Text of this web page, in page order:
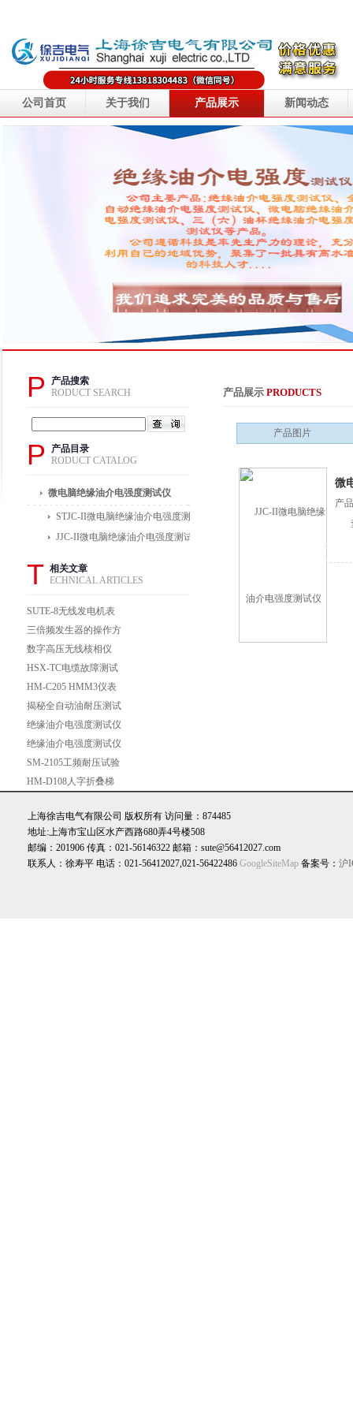
公司首页 关于我们 产品展示 新闻动态
P
产品搜索
RODUCT SEARCH
P
产品目录
RODUCT CATALOG
微电脑绝缘油介电强度测试仪
STJC-II微电脑绝缘油介电强度测试仪
JJC-II微电脑绝缘油介电强度测试仪
T 相关文章
ECHNICAL ARTICLES
SUTE-8无线发电机表
面电位测试仪
三倍频发生器的操作方
法及注意事项讲解
数字高压无线核相仪
BCWH1
HSX-TC电缆故障测试
仪
HM-C205 HMM3仪表
车带电源0~50米（双
层
揭秘全自动油耐压测试
仪：常见问题一网打
尽！
绝缘油介电强度测试仪
试验步骤讲解
绝缘油介电强度测试仪
的关键指标是击穿电压
SM-2105工频耐压试验
仪
HM-D108人字折叠梯
产品展示 PRODUCTS
产品图片
微
产
上海徐吉电气有限公司 版权所有 访问量：874485
地址:上海市宝山区水产西路680弄4号楼508
邮编：201906 传真：021-56146322 邮箱：sute@56412027.com
联系人：徐寿平 电话：021-56412027,021-56422486 GoogleSiteMap 备案号： 沪